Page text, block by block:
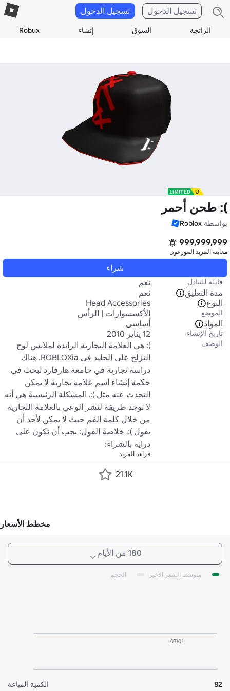
الرائجة السوق إنشاء Robux
تسجيل الدخول تسجيل الدخول
): طحن أحمر
بواسطة Roblox
999,999,999
معاينة المزيد الموزعون
شراء
قابلة للتبادل
نعم
مدة التعليق
نعم
النوع
Head Accessories
الموضع
الأكسسوارات | الرأس
المواد
أساسي
تاريخ الإنشاء 12 يناير 2010
الوصف
دراية بالشراء:
قراءة المزيد
21.1K
مخطط الأسعار
180 من الأيام
متوسط السعر الأخير الحجم
07/01
الكمية المباعة 82